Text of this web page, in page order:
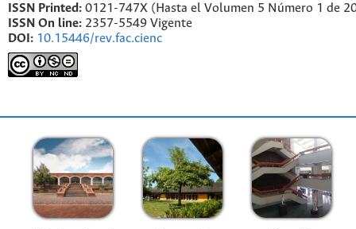
ISSN Printed: 0121-747X (Hasta el Volumen 5 Número 1 de
ISSN On line: 2357-5549 Vigente
DOI: 10.15446/rev.fac.cienc